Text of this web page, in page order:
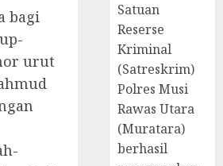
bagi
urut
Satuan
Reserse
Kriminal
(Satreskrim)
Polres Musi
Rawas Utara
(Muratara)
berhasil